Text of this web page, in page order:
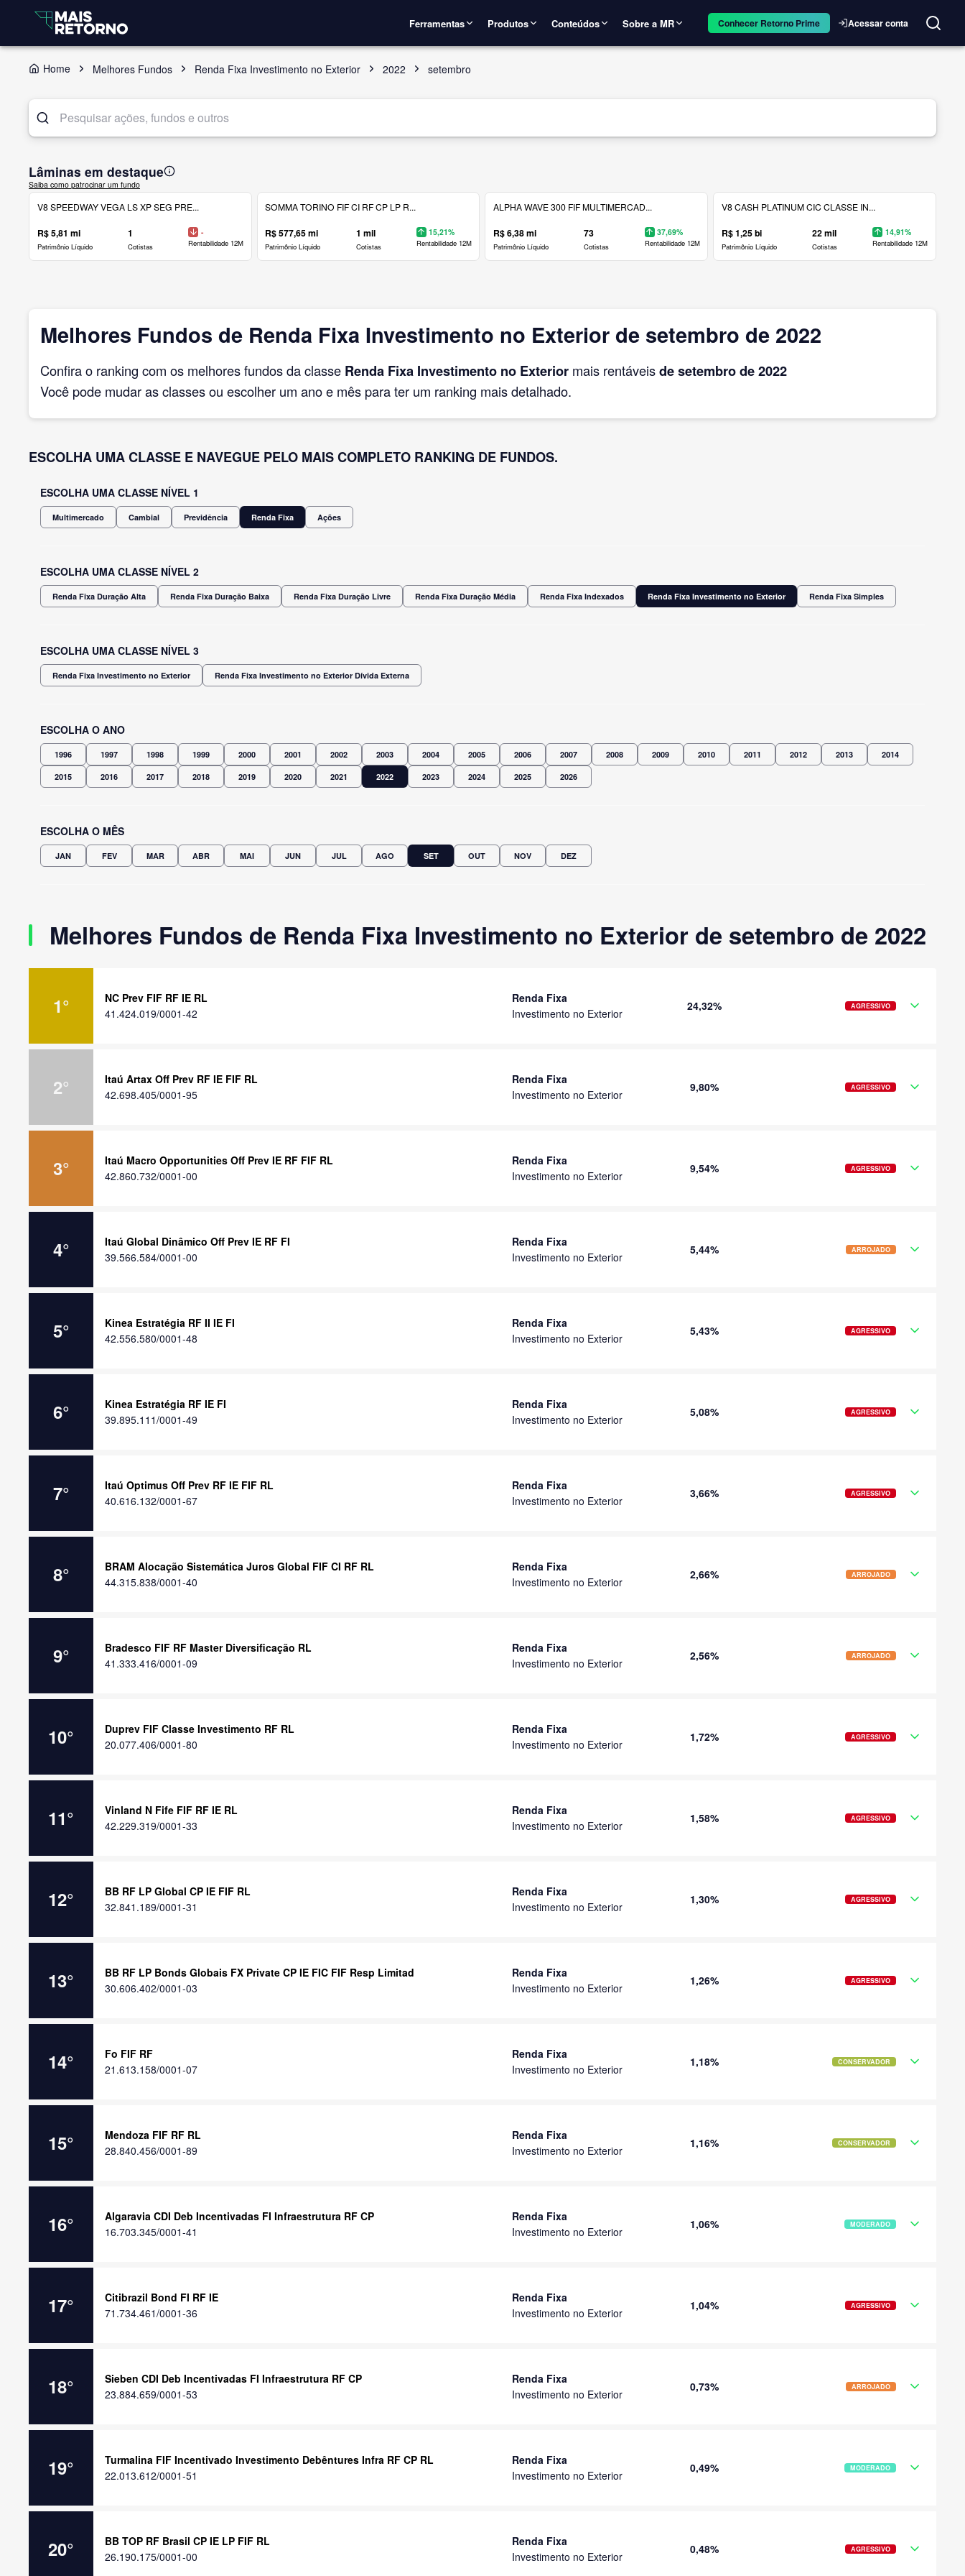
Ferramentas Produtos Conteúdos Sobre a MR Conhecer Retorno Prime Acessar conta
Home Melhores Fundos Renda Fixa Investimento no Exterior 2022 setembro
Lâminas em destaque
Saiba como patrocinar um fundo
V8 SPEEDWAY VEGA LS XP SEG PRE...
R$ 5,81 mi
Patrimônio Líquido
1
Cotistas
-
Rentabilidade 12M
SOMMA TORINO FIF CI RF CP LP R...
R$ 577,65 mi
Patrimônio Líquido
1 mil
Cotistas
15,21%
Rentabilidade 12M
ALPHA WAVE 300 FIF MULTIMERCAD...
R$ 6,38 mi
Patrimônio Líquido
73
Cotistas
37,69%
Rentabilidade 12M
V8 CASH PLATINUM CIC CLASSE IN...
R$ 1,25 bi
Patrimônio Líquido
22 mil
Cotistas
14,91%
Rentabilidade 12M
Melhores Fundos de Renda Fixa Investimento no Exterior de setembro de 2022
Confira o ranking com os melhores fundos da classe Renda Fixa Investimento no Exterior mais rentáveisde setembrode 2022
Você pode mudar as classes ou escolher um ano e mês para ter um ranking mais detalhado.
ESCOLHA UMA CLASSE E NAVEGUE PELO MAIS COMPLETO RANKING DE FUNDOS.
ESCOLHA UMA CLASSE NÍVEL 1
Multimercado Cambial Previdência Renda Fixa Ações
ESCOLHA UMA CLASSE NÍVEL 2
Renda Fixa Duração Alta Renda Fixa Duração Baixa Renda Fixa Duração Livre Renda Fixa Duração Média Renda Fixa Indexados Renda Fixa Investimento no Exterior Renda Fixa Simples
ESCOLHA UMA CLASSE NÍVEL 3
Renda Fixa Investimento no Exterior Renda Fixa Investimento no Exterior Dívida Externa
ESCOLHA O ANO
1996 1997 1998 1999 2000 2001 2002 2003 2004 2005 2006 2007 2008 2009 2010 2011 2012 2013 2014
2015 2016 2017 2018 2019 2020 2021 2022 2023 2024 2025 2026
ESCOLHA O MÊS
JAN FEV MAR ABR MAI JUN JUL AGO SET OUT NOV DEZ
Melhores Fundos de Renda Fixa Investimento no Exterior de setembro de 2022
1°
NC Prev FIF RF IE RL
41.424.019/0001-42
Renda Fixa
Investimento no Exterior
24,32% AGRESSIVO
2°
Itaú Artax Off Prev RF IE FIF RL
42.698.405/0001-95
Renda Fixa
Investimento no Exterior
9,80% AGRESSIVO
3°
Itaú Macro Opportunities Off Prev IE RF FIF RL
42.860.732/0001-00
Renda Fixa
Investimento no Exterior
9,54% AGRESSIVO
4°
Itaú Global Dinâmico Off Prev IE RF FI
39.566.584/0001-00
Renda Fixa
Investimento no Exterior
5,44% ARROJADO
5°
Kinea Estratégia RF II IE FI
42.556.580/0001-48
Renda Fixa
Investimento no Exterior
5,43% AGRESSIVO
6°
Kinea Estratégia RF IE FI
39.895.111/0001-49
Renda Fixa
Investimento no Exterior
5,08% AGRESSIVO
7°
Itaú Optimus Off Prev RF IE FIF RL
40.616.132/0001-67
Renda Fixa
Investimento no Exterior
3,66% AGRESSIVO
8°
BRAM Alocação Sistemática Juros Global FIF CI RF RL
44.315.838/0001-40
Renda Fixa
Investimento no Exterior
2,66% ARROJADO
9°
Bradesco FIF RF Master Diversificação RL
41.333.416/0001-09
Renda Fixa
Investimento no Exterior
2,56% ARROJADO
10°
Duprev FIF Classe Investimento RF RL
20.077.406/0001-80
Renda Fixa
Investimento no Exterior
1,72% AGRESSIVO
11°
Vinland N Fife FIF RF IE RL
42.229.319/0001-33
Renda Fixa
Investimento no Exterior
1,58% AGRESSIVO
12°
BB RF LP Global CP IE FIF RL
32.841.189/0001-31
Renda Fixa
Investimento no Exterior
1,30% AGRESSIVO
13°
BB RF LP Bonds Globais FX Private CP IE FIC FIF Resp Limitad
30.606.402/0001-03
Renda Fixa
Investimento no Exterior
1,26% AGRESSIVO
14°
Fo FIF RF
21.613.158/0001-07
Renda Fixa
Investimento no Exterior
1,18% CONSERVADOR
15°
Mendoza FIF RF RL
28.840.456/0001-89
Renda Fixa
Investimento no Exterior
1,16% CONSERVADOR
16°
Algaravia CDI Deb Incentivadas FI Infraestrutura RF CP
16.703.345/0001-41
Renda Fixa
Investimento no Exterior
1,06% MODERADO
17°
Citibrazil Bond FI RF IE
71.734.461/0001-36
Renda Fixa
Investimento no Exterior
1,04% AGRESSIVO
18°
Sieben CDI Deb Incentivadas FI Infraestrutura RF CP
23.884.659/0001-53
Renda Fixa
Investimento no Exterior
0,73% ARROJADO
19°
Turmalina FIF Incentivado Investimento Debêntures Infra RF CP RL
22.013.612/0001-51
Renda Fixa
Investimento no Exterior
0,49% MODERADO
20°
BB TOP RF Brasil CP IE LP FIF RL
26.190.175/0001-00
Renda Fixa
Investimento no Exterior
0,48% AGRESSIVO